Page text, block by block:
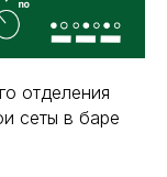
отделения
сеты в баре